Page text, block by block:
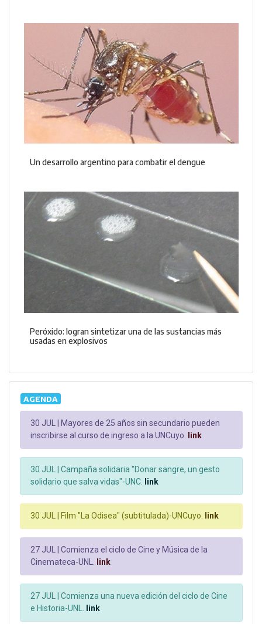
Un desarrollo argentino para combatir el dengue
Peróxido: logran sintetizar una de las sustancias más
usadas en explosivos
AGENDA
30 JUL |
Mayores de 25 años sin secundario pueden
inscribirse al curso de ingreso a la UNCuyo. link
30 JUL | Campaña solidaria "Donar sangre, un gesto
solidario que salva vidas"-UNC. link
30 JUL | Film "La Odisea" (subtitulada)-UNCuyo. link
27 JUL | Comienza el ciclo de Cine y Música de la
Cinemateca-UNL. link
27 JUL | Comienza una nueva edición del ciclo de Cine
e Historia-UNL. link